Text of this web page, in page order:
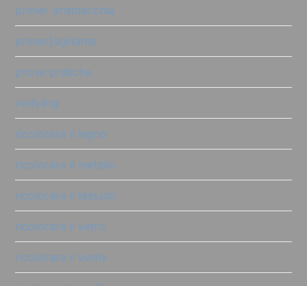
primer antimacchia
primer|sigillante
prove pratiche
restyling
ricolorare il legno
ricolorare il metallo
ricolorare il tessuto
ricolorare il vetro
ricolorare il vimini